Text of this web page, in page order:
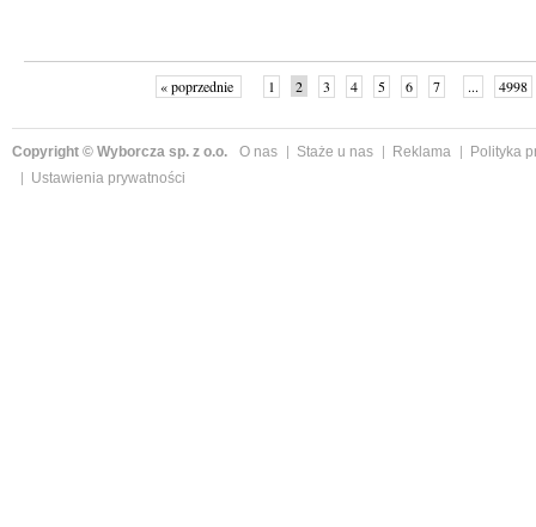
« poprzednie 1 2 3 4 5 6 7 ... 4998
Copyright © Wyborcza sp. z o.o. O nas Staże u nas Reklama
Polityka
Ustawienia prywatności